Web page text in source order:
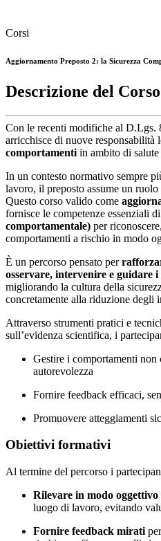
Corsi
Aggiornamento Preposto 2: la Sicurezza
Descrizione del Corso
Con le recenti modifiche al D.Lgs.
arricchisce di nuove responsabilità
comportamenti in ambito di
In un contesto normativo sempre
lavoro, il preposto assume un
Questo corso valido come
fornisce le competenze essenziali di
comportamentale) per
comportamenti a rischio in modo
È un percorso pensato per
osservare, intervenire e guidare i
migliorando la cultura della
concretamente alla riduzione degli
Attraverso strumenti pratici e
sull’evidenza scientifica, i
Gestire i comportamenti
autorevolezza
Fornire feedback efficaci,
Promuovere atteggiamenti
Obiettivi formativi
Al termine del percorso i
Rilevare in modo oggettivo
luogo di lavoro, evitando
Fornire feedback mirati